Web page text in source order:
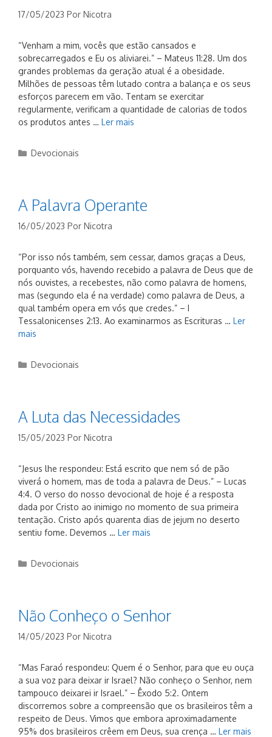
17/05/2023 Por Nicotra
“Venham a mim, vocês que estão cansados e
sobrecarregados e Eu os aliviarei.” – Mateus 11:28. Um dos
grandes problemas da geração atual é a obesidade.
Milhões de pessoas têm lutado contra a balança e os seus
esforços parecem em vão. Tentam se exercitar
regularmente, verificam a quantidade de calorias de todos
os produtos antes … Ler mais
Categorias
Devocionais
A Palavra Operante
16/05/2023 Por Nicotra
“Por isso nós também, sem cessar, damos graças a Deus,
porquanto vós, havendo recebido a palavra de Deus que de
nós ouvistes, a recebestes, não como palavra de homens,
mas (segundo ela é na verdade) como palavra de Deus, a
qual também opera em vós que credes.” – I
Tessalonicenses 2:13. Ao examinarmos as Escrituras … Ler
mais
Categorias
Devocionais
A Luta das Necessidades
15/05/2023 Por Nicotra
“Jesus lhe respondeu: Está escrito que nem só de pão
viverá o homem, mas de toda a palavra de Deus.” – Lucas
4:4. O verso do nosso devocional de hoje é a resposta
dada por Cristo ao inimigo no momento de sua primeira
tentação. Cristo após quarenta dias de jejum no deserto
sentiu fome. Devemos … Ler mais
Categorias
Devocionais
Não Conheço o Senhor
14/05/2023 Por Nicotra
“Mas Faraó respondeu: Quem é o Senhor, para que eu ouça
a sua voz para deixar ir Israel? Não conheço o Senhor, nem
tampouco deixarei ir Israel.” – Êxodo 5:2. Ontem
discorremos sobre a compreensão que os brasileiros têm a
respeito de Deus. Vimos que embora aproximadamente
95% dos brasileiros crêem em Deus, sua crença … Ler mais